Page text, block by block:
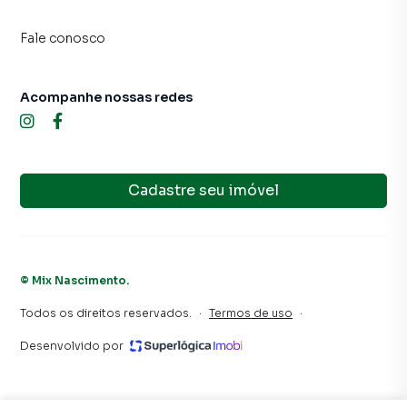
✔ Portaria e segurança 24 horas
✔ Academia
✔ Quadra de tênis
✔ Sala de jogos
✔ Áreas verdes preservadas
Fale conosco
Cadastre seu imóvel
Acompanhe nossas redes
© Mix Nascimento.
Todos os direitos reservados. · Termos de uso ·
Desenvolvido por